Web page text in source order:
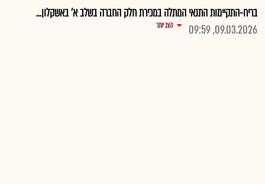
בריח-התקיימות התנאי המתלה במכירת חלק החברה בשלב א' באשקלון...
09.03.2026, 09:59
הצג יותר